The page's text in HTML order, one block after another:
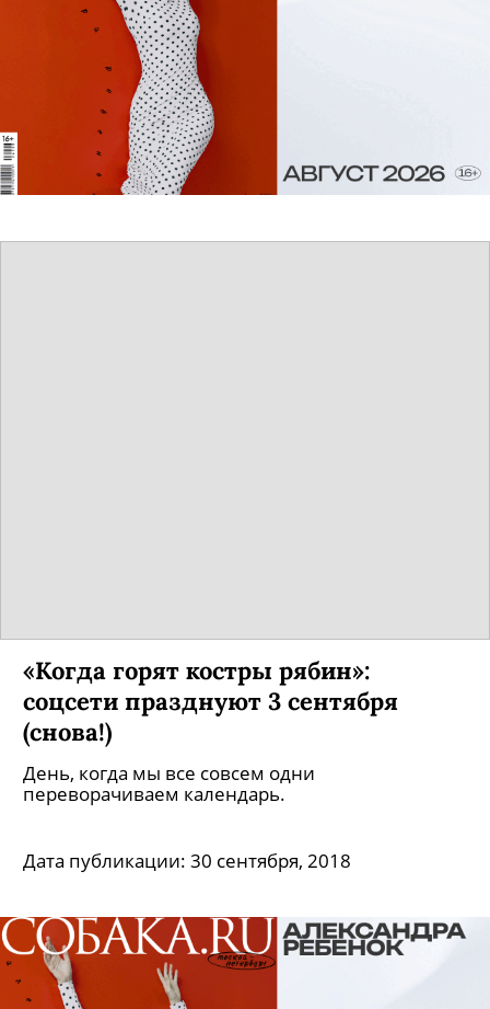
«Когда горят костры рябин»:
соцсети празднуют 3 сентября
(снова!)
День, когда мы все совсем одни
переворачиваем календарь.
Дата публикации: 30 сентября, 2018